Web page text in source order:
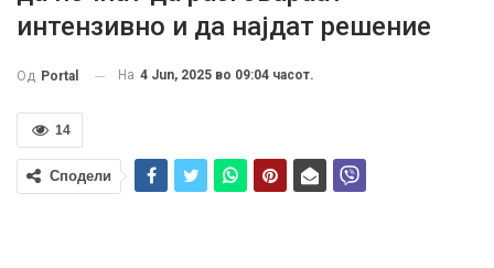
интензивно и да најдат решение
Од Portal На 4 Jun, 2025 во 09:04 часот.
14
Сподели